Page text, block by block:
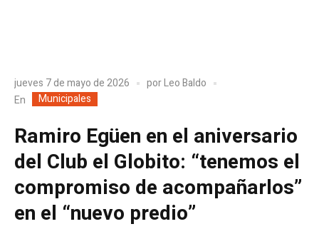
jueves 7 de mayo de 2026 porLeo Baldo
En
Municipales
Ramiro Egüen en el aniversario
del Club el Globito: “tenemos el
compromiso de acompañarlos”
en el “nuevo predio”